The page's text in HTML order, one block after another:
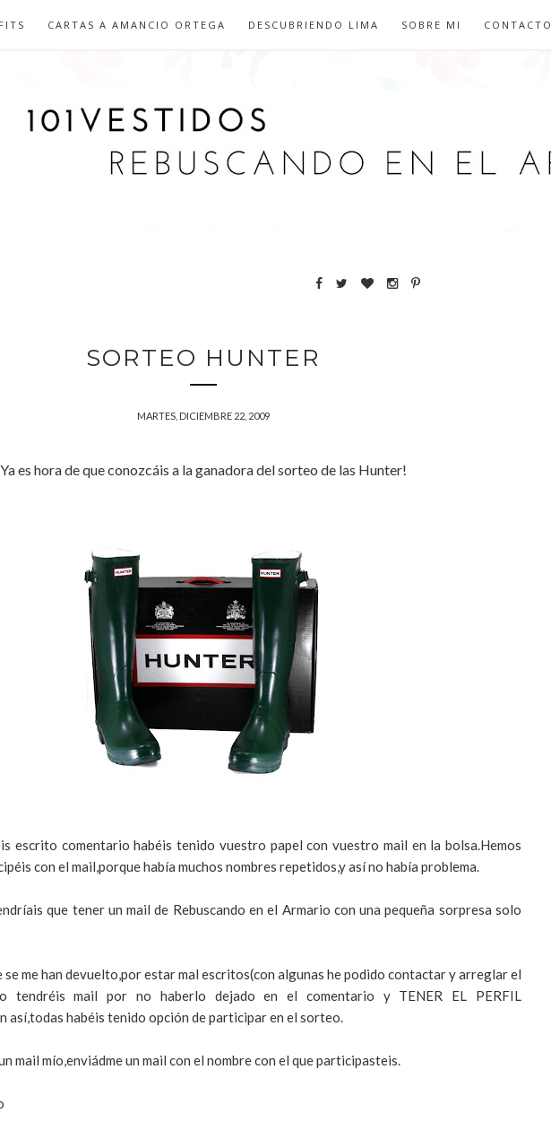
CARTAS A AMANCIO ORTEGA DESCUBRIENDO LIMA SOBRE MI CONTACTO
SORTEO HUNTER
MARTES, DICIEMBRE 22, 2009
Ya es hora de que conozcáis a la ganadora del sorteo de las Hunter!
escrito comentario habéis tenido vuestro papel con vuestro mail en la bolsa.Hemos
con el mail,porque había muchos nombres repetidos,y así no había problema.
que tener un mail de Rebuscando en el Armario con una pequeña sorpresa solo
se me han devuelto,por estar mal escritos(con algunas he podido contactar y arreglar el
tendréis mail por no haberlo dejado en el comentario y TENER EL PERFIL
así,todas habéis tenido opción de participar en el sorteo.
mail mío,enviádme un mail con el nombre con el que participasteis.